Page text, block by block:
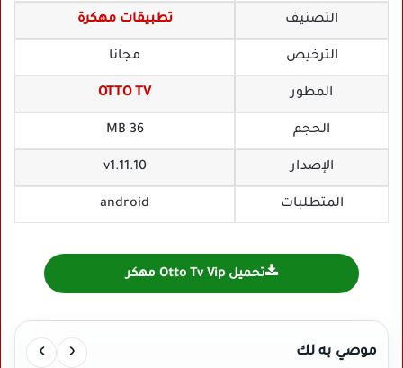
التصنيف تطبيقات مهكرة
الترخيص مجانا
المطور OTTO TV
الحجم 36 MB
الإصدار v1.11.10
المتطلبات android
تحميل Otto Tv Vip مهكر
موصي به لك ‹
›